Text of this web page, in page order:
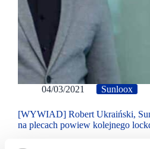
04/03/2021 Sunloox
[WYWIAD] Robert Ukraiński,
na plecach powiew kolejnego